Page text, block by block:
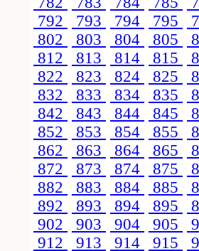
792
793 794 795
802
803 804 805
812
813 814 815
822
823 824 825
832
833 834 835
842
843 844 845
852
853 854 855
862
863 864 865
872
873 874 875
882
883 884 885
892
893 894 895
902
903 904 905
912
913 914 915